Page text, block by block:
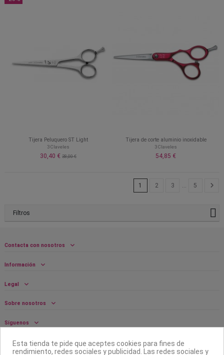
Tijera Peluquero ST Light
3 Claveles
30,40 € 38,00 €
Tijera de corte aluminio inoxidable
3 Claveles
54,85 €
1 2 3 … 5
Filtros
Contacta con nosotros
Información
Legal
Sobre nosotros
Síguenos
Boletín
Esta tienda te pide que aceptes cookies para fines de
rendimiento, redes sociales y publicidad. Las redes sociales y